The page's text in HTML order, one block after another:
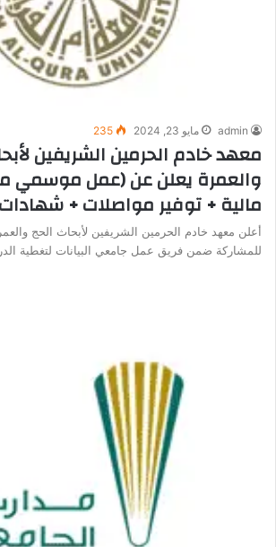
admin مايو 23, 2024 235
معهد خادم الحرمين الشريفين
والعمرة يعلن عن (عمل موسمي
مالية + توفير مواصلات +
أعلن معهد خادم الحرمين الشريفين لأبحاث الحج
للمشاركة ضمن فريق عمل جامعي البيانات لتغطية